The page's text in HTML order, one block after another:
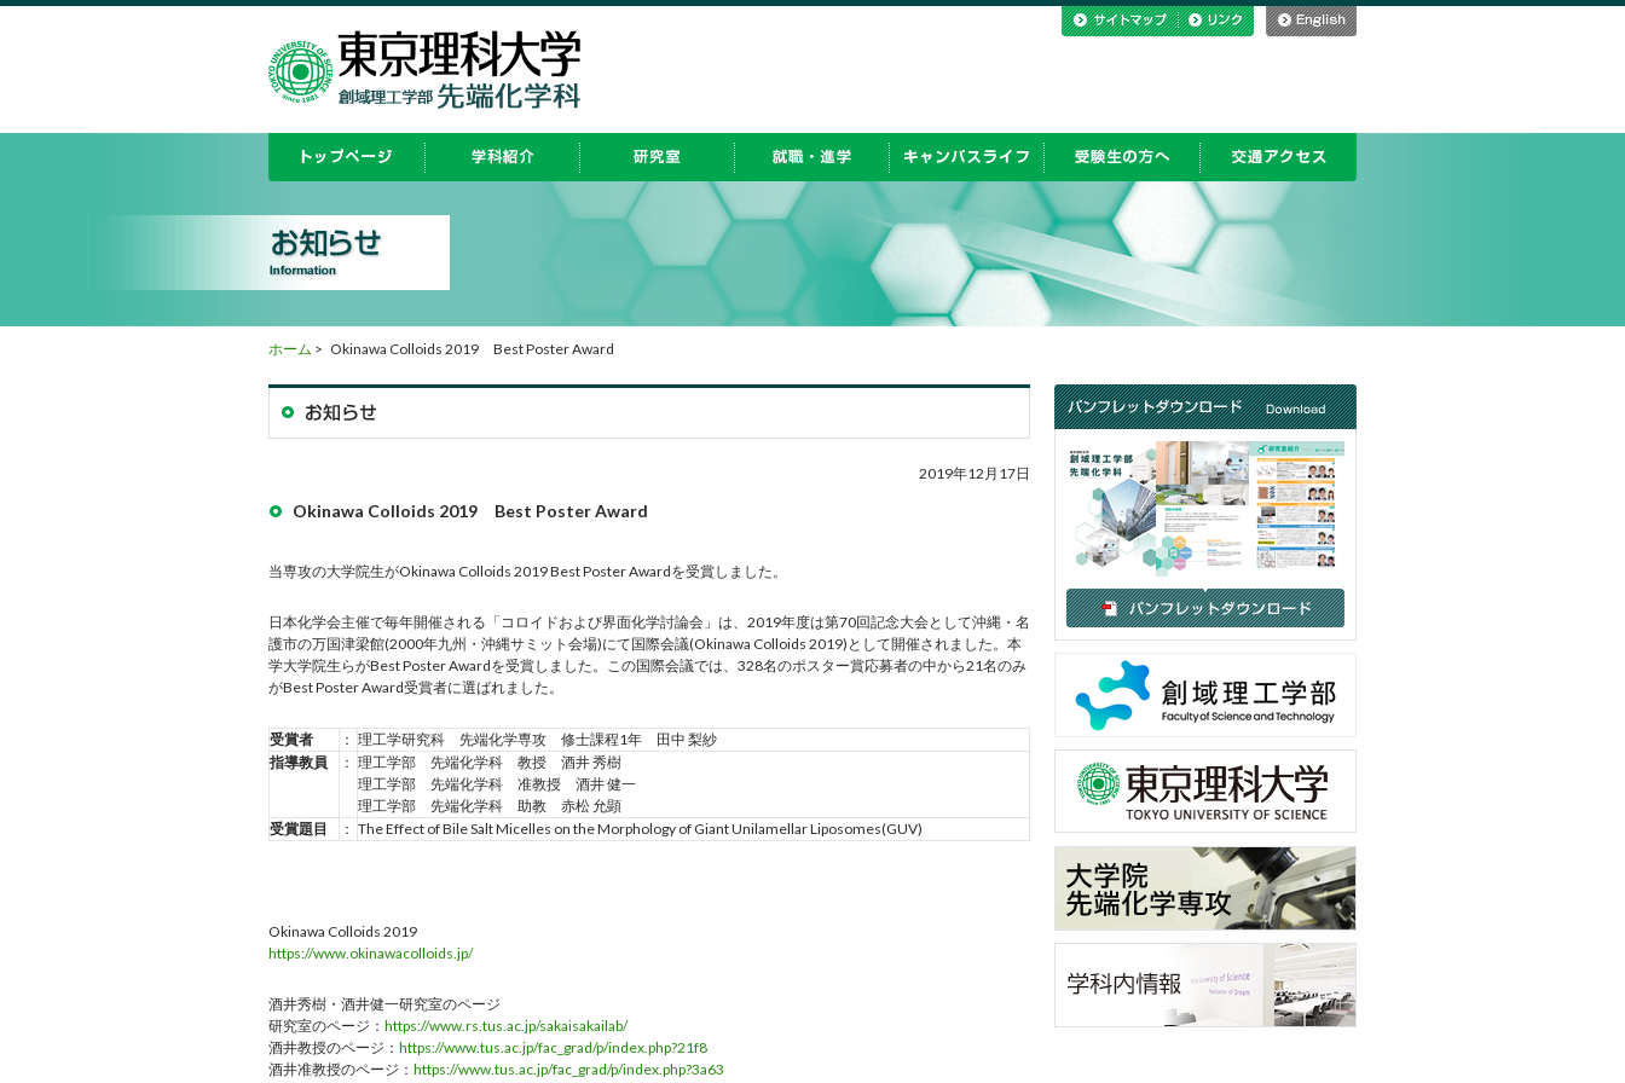
ホーム > Okinawa Colloids 2019 Best Poster Award
2019年12月17日
Okinawa Colloids 2019 Best Poster Award
当専攻の大学院生がOkinawa Colloids 2019 Best Poster Awardを受賞しました。
日本化学会主催で毎年開催される「コロイドおよび界面化学討論会」は、2019年度は第70回記念大会として沖縄・名
護市の万国津梁館(2000年九州・沖縄サミット会場)にて国際会議(Okinawa Colloids 2019)として開催されました。本
学大学院生らがBest Poster Awardを受賞しました。この国際会議では、328名のポスター賞応募者の中から21名のみ
がBest Poster Award受賞者に選ばれました。
受賞者 ： 理工学研究科 先端化学専攻 修士課程1年 田中 梨紗
指導教員
： 理工学部 先端化学科 教授 酒井 秀樹
理工学部 先端化学科 准教授 酒井 健一
理工学部 先端化学科 助教 赤松 允顕
受賞題目
： The Effect of Bile Salt Micelles on the Morphology of Giant Unilamellar Liposomes(GUV)
Okinawa Colloids 2019
https://www.okinawacolloids.jp/
酒井秀樹・酒井健一研究室のページ
研究室のページ： https://www.rs.tus.ac.jp/sakaisakailab/
酒井教授のページ： https://www.tus.ac.jp/fac_grad/p/index.php?21f8
酒井准教授のページ： https://www.tus.ac.jp/fac_grad/p/index.php?3a63